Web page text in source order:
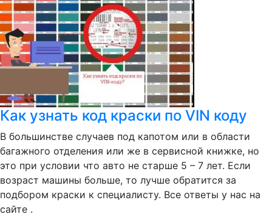
Как узнать код краски по VIN коду
В большинстве случаев под капотом или в области
багажного отделения или же в сервисной книжке, но
это при условии что авто не старше 5 – 7 лет. Если
возраст машины больше, то лучше обратится за
подбором краски к специалисту. Все ответы у нас на
сайте .